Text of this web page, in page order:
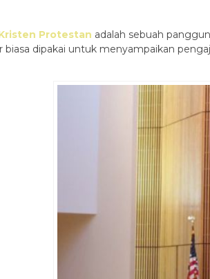
Protestan adalah sebuah
dipakai untuk menyampaikan